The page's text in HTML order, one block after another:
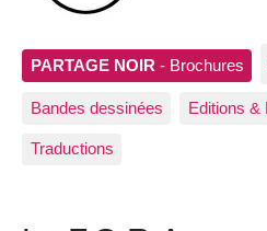
PARTAGE NOIR - Brochures
Bandes dessinées Editions &
Traductions